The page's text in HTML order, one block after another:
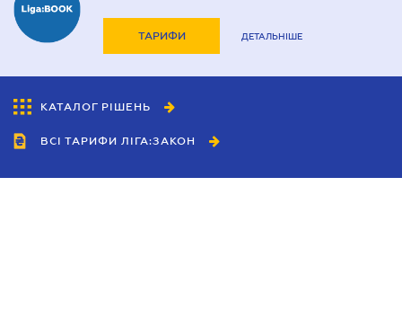
ТАРИФИ ДЕТАЛЬНІШЕ
КАТАЛОГ РІШЕНЬ
ВСІ ТАРИФИ ЛІГА:ЗАКОН